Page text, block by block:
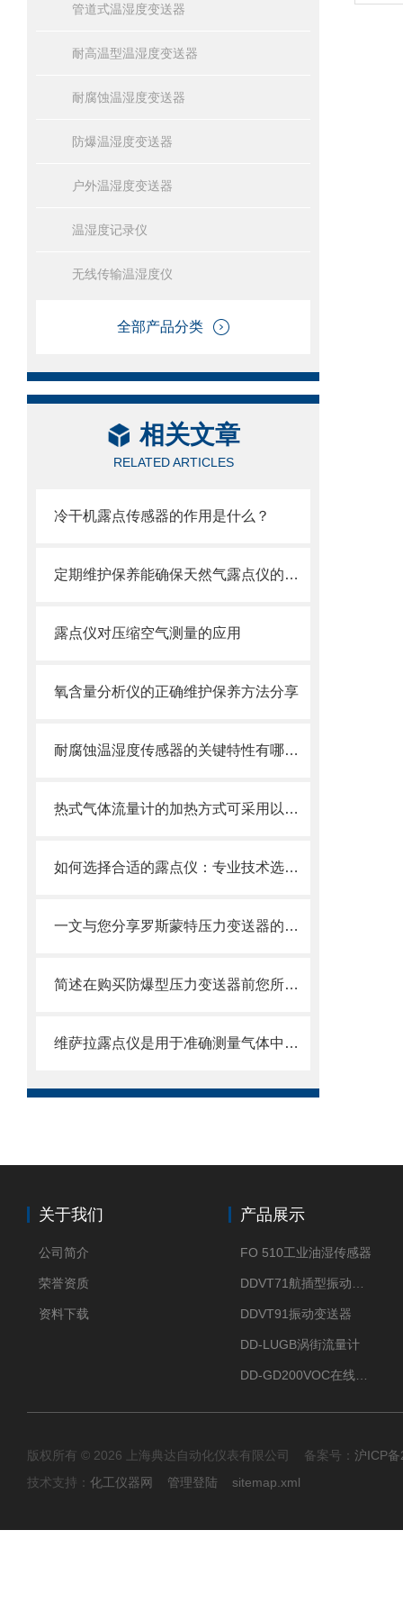
管道式温湿度变送器
耐高温型温湿度变送器
耐腐蚀温湿度变送器
防爆温湿度变送器
户外温湿度变送器
温湿度记录仪
无线传输温湿度仪
全部产品分类
相关文章
RELATED ARTICLES
冷干机露点传感器的作用是什么？
定期维护保养能确保天然气露点仪的正常运行
露点仪对压缩空气测量的应用
氧含量分析仪的正确维护保养方法分享
耐腐蚀温湿度传感器的关键特性有哪些？
热式气体流量计的加热方式可采用以下不同方法
如何选择合适的露点仪：专业技术选型指南
一文与您分享罗斯蒙特压力变送器的常见故障诊断方法
简述在购买防爆型压力变送器前您所需要了解的知识
维萨拉露点仪是用于准确测量气体中水蒸气含量的设备
关于我们
公司简介
荣誉资质
资料下载
产品展示
FO 510工业油湿传感器
DDVT91振动变送器
DD-LUGB涡街流量计
版权所有 © 2026 上海典达自动化仪表有限公司 备案号： 沪ICP
技术支持： 化工仪器网 管理登陆 sitemap.xml